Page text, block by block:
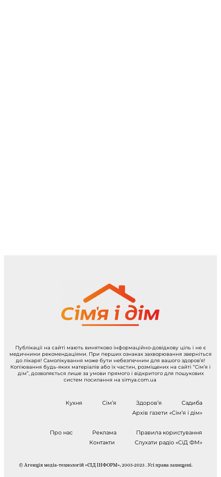
Публікації на сайті мають винятково інформаційно-довідкову ціль і не є
медичними рекомендаціями. При перших ознаках захворювання зверніться
до лікаря! Самолікування може бути небезпечним для вашого здоров’я!
Копіювання будь-яких матеріалів або їх частин, розміщених на сайті “Сім’я і
дім”, дозволяється лише за умови прямого і відкритого для пошукових
систем посилання на simya.com.ua
Кухня Сім’я Здоров’я
Садиба
Архів газети «Сім’я і дім»
Про нас Реклама
Правила користування
Контакти
Слухати радіо «СіД ФМ»
© Агенція медіа-технологій «СІД ІНФОРМ», 2003-2023 . Усі права захищені.